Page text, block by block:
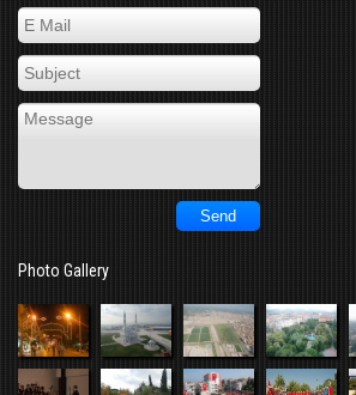
Photo Gallery